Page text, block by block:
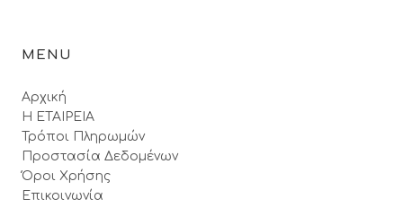
MENU
Αρχική
Η ΕΤΑΙΡΕΙΑ
Τρόποι Πληρωμών
Προστασία Δεδομένων
Όροι Xρήσης
Επικοινωνία